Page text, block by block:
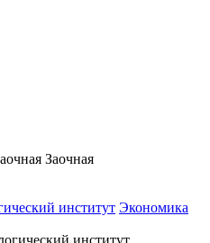
Заочная
институт Экономика